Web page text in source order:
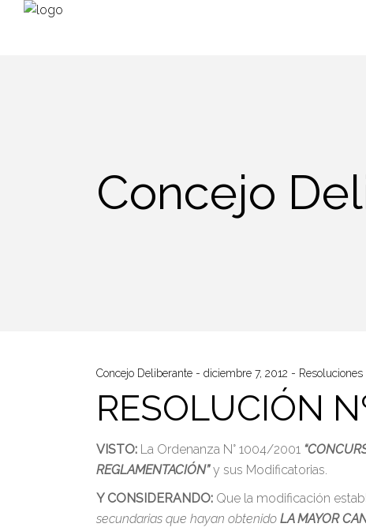
Concejo
Concejo Deliberante diciembre 7, 2012 Resoluciones
RESOLUCIÓN
VISTO: La Ordenanza N° 1004/2001
REGLAMENTACIÓN”y sus Modificatorias.
Y CONSIDERANDO: Que la modificación
secundarias que hayan obtenido LA MAYOR